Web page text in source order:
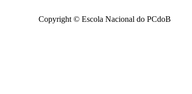
Copyright © Escola Nacional do PCdoB